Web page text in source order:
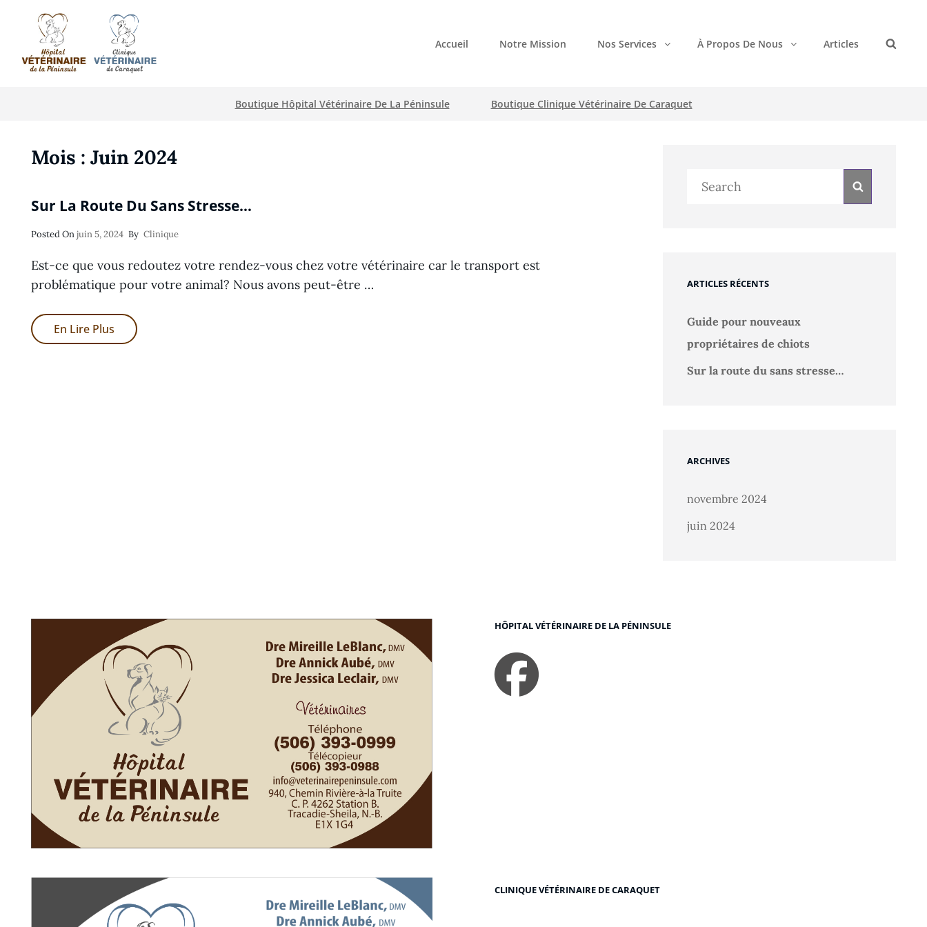
HÔPITAL VÉTÉRINAIRE DE LA PÉNINSULE
Accueil Notre Mission Nos Services À Propos De Nous
Articles
Boutique Hôpital Vétérinaire De La Péninsule Boutique Clinique Vétérinaire De Caraquet
Mois : Juin 2024
Sur La Route Du Sans Stresse…
Posted OnPosted
Juin 5, 2024 By Clinique
Est-ce que vous redoutez votre rendez-vous chez votre vétérinaire car le transport est
problématique pour votre animal? Nous avons peut-être …
En Lire Plus
La
ARTICLES RÉCENTS
Guide pour nouveaux
propriétaires de chiots
Sur la route du sans stresse…
ARCHIVES
novembre 2024
juin 2024
HÔPITAL VÉTÉRINAIRE DE LA PÉNINSULE
facebook
CLINIQUE VÉTÉRINAIRE DE CARAQUET